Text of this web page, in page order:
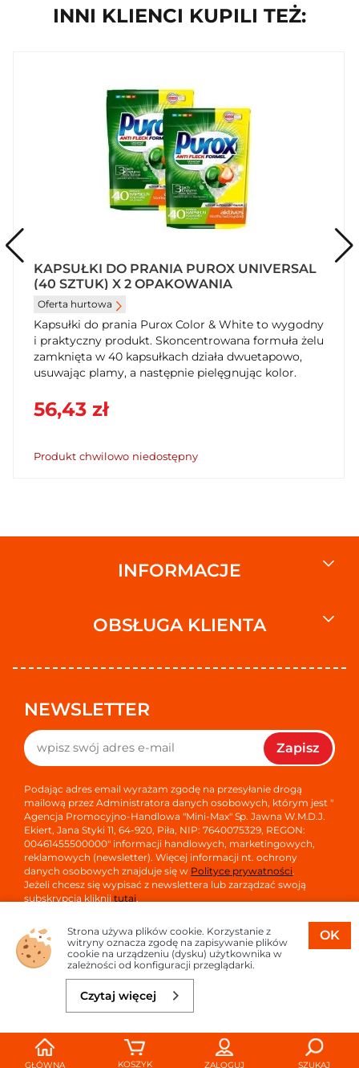
GŁÓWNA KOSZYK ZALOGUJ SZUKAJ
56,43 zł
INNI KLIENCI KUPILI TEŻ:
KAPSUŁKI DO PRANIA PUROX UNIVERSAL
(40 SZTUK) X 2 OPAKOWANIA
Oferta hurtowa
Kapsułki do prania Purox Color & White to wygodny
i praktyczny produkt. Skoncentrowana formuła żelu
zamknięta w 40 kapsułkach działa dwuetapowo,
usuwając plamy, a następnie pielęgnując kolor.
56,43 zł
Produkt chwilowo niedostępny
INFORMACJE
OBSŁUGA KLIENTA
NEWSLETTER
Zapisz
Podając adres email wyrażam zgodę na przesyłanie drogą
mailową przez Administratora danych osobowych, którym jest "
Agencja Promocyjno-Handlowa "Mini-Max" Sp. Jawna W.M.D.J.
Ekiert, Jana Styki 11, 64-920, Piła, NIP: 7640075329, REGON:
00461455500000" informacji handlowych, marketingowych,
reklamowych (newsletter). Więcej informacji nt. ochrony
danych osobowych znajduje się w Polityce prywatności.
Jeżeli chcesz się wypisać z newslettera lub zarządzać swoją
subskrypcją kliknijtutaj.
Copyright © 2026
Oprogramowanie sklepu:
Projekt i strony:
OK
Strona używa plików cookie. Korzystanie z
witryny oznacza zgodę na zapisywanie plików
cookie na urządzeniu (dysku) użytkownika w
zależności od konfiguracji przeglądarki.
Czytaj więcej